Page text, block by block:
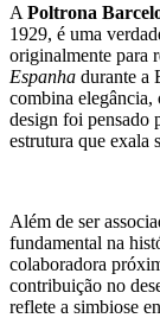
A Poltrona
1929, é uma
originalmente para
Espanha durante a
combina
design foi pensado
estrutura que exala
Além de ser
fundamental na
colaboradora
contribuição no
reflete a simbiose